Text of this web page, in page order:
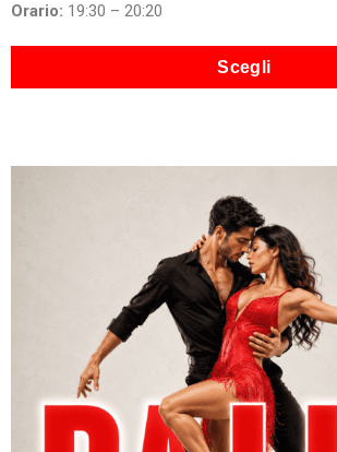
Orario: 19:30 – 20:20
Scegli